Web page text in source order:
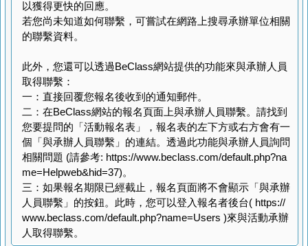
以獲得更快的回應。
若您尚未知道如何聯繫，可嘗試在網路上搜尋承辦單位相關
的聯繫資料。
此外，您還可以透過BeClass網站提供的功能來與承辦人員
取得聯繫：
一：直接回覆您報名後收到的通知郵件。
二：在BeClass網站的報名頁面上與承辦人員聯繫。請找到
您要提問的「活動報名表」，報名表的左下方或右方會有一
個「與承辦人員聯繫」的連結。透過此功能與承辦人員詢問
相關問題 (請參考: https://www.beclass.com/default.php?na
me=Helpweb&hid=37)。
三：如果報名期限已經截止，報名頁面將不會顯示「與承辦
人員聯繫」的按鈕。此時，您可以登入報名者後台( https://
www.beclass.com/default.php?name=Users )來與活動承辦
人取得聯繫。